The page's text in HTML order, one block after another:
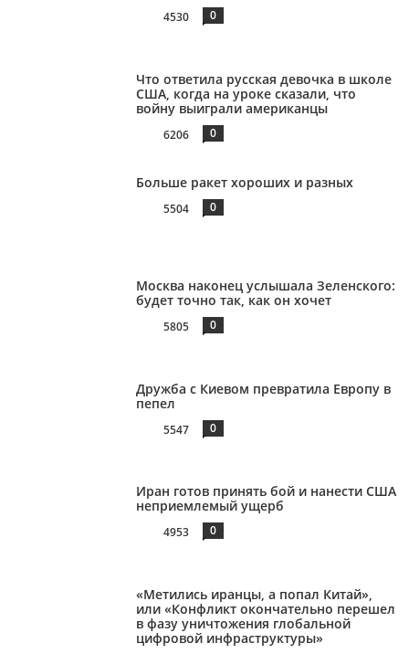
4530 0
Что ответила русская девочка в школе
США, когда на уроке сказали, что
войну выиграли американцы
6206 0
Больше ракет хороших и разных
5504 0
Москва наконец услышала Зеленского:
будет точно так, как он хочет
5805 0
Дружба с Киевом превратила Европу в
пепел
5547 0
Иран готов принять бой и нанести США
неприемлемый ущерб
4953 0
«Метились иранцы, а попал Китай»,
или «Конфликт окончательно перешел
в фазу уничтожения глобальной
цифровой инфраструктуры»